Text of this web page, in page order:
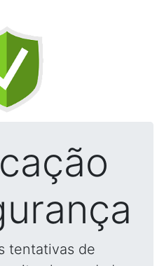
tentativas de